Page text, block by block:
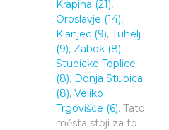
Krapina (21),
Oroslavje (14),
Klanjec (9), Tuhelj
(9), Zabok (8),
Stubicke Toplice
(8), Donja Stubica
(8), Veliko
Trgovišće (6). Tato
města stojí za to